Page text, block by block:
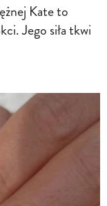
Kate to
Jego siła tkwi